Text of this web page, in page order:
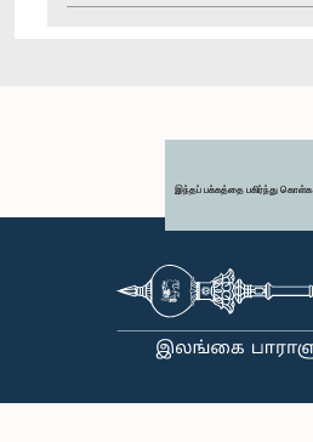
இந்தப் பக்கத்தை பகிர்ந்து கொள்க